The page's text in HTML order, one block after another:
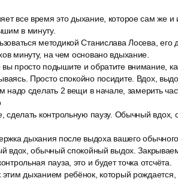
все время это дыхание, которое сам же и
в минуту.
методикой Станислава Лосева,
минуту, на чем основано вдыхание.
просто подышите и обратите внимание,
Просто спокойно посидите. Вдох,
сделать 2 вещи в начале, замерить
сделать контрольную паузу. Обычный
дыхания после выдоха вашего
вдох, обычный спокойный выдох.
пауза, это и будет точка отсчёта.
дыханием ребёнок, который рождается,